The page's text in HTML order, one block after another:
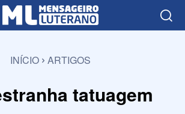
INÍCIO ARTIGOS
tatuagem